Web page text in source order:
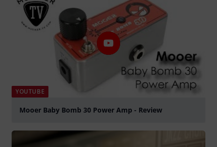
YOUTUBE
Mooer Baby Bomb 30 Power Amp - Review